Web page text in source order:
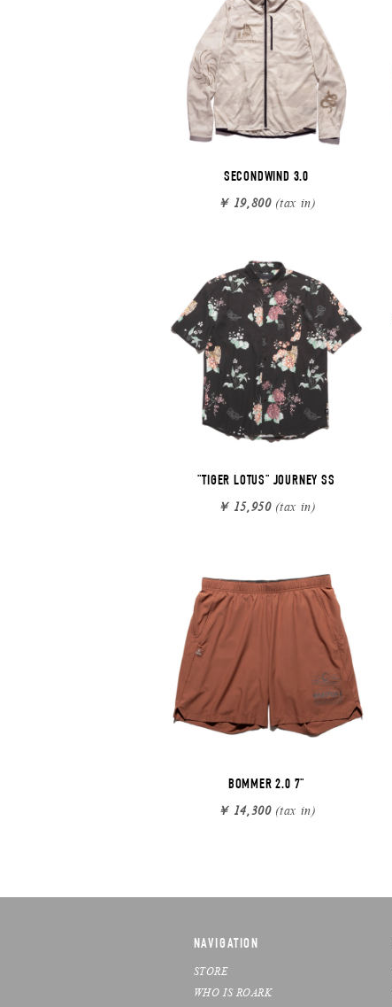
SECONDWIND 3.0
￥ 19,800(tax in)
"TIGER LOTUS" JOURNEY SS
￥ 15,950(tax in)
BOMMER 2.0 7"
￥ 14,300(tax in)
NAVIGATION
STORE
WHO IS ROARK